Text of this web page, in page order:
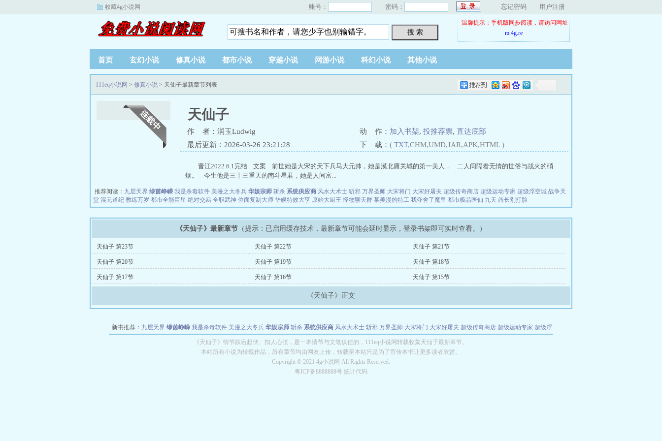
收藏4g小说网 账号： 密码： 忘记密码 用户注册
搜 索
温馨提示：手机版同步阅读，请访问网址
m.4g.re
首页 玄幻小说 修真小说 都市小说 穿越小说 网游小说 科幻小说 其他小说
111eq小说网 > 修真小说 > 天仙子最新章节列表
天仙子
作 者：润玉Ludwig 动 作： 加入书架, 投推荐票, 直达底部
最后更新：2026-03-26 23:21:28
下 载： ( TXT,CHM,UMD,JAR,APK,HTML )
晋江2022.6.1完结 文案 前世她是大宋的天下兵马大元帅，她是漠北庸关城的第一美人， 二人间隔着无情的世俗与战火的硝
烟。 今生他是三十三重天的南斗星君，她是人间富...
推荐阅读： 九层天界 绿茵峥嵘 我是杀毒软件 美漫之大冬兵 华娱宗师 斩杀 系统供应商 风水大术士 斩邪 万界圣师 大宋将门 大宋好屠夫 超级传奇商店 超级运动专家 超级浮空城 战争天
堂 混元道纪 教练万岁 都市全能巨星 绝对交易 全职武神 位面复制大师 华娱特效大亨 原始大厨王 怪物聊天群 某美漫的特工 我夺舍了魔皇 都市极品医仙 九天 酋长别打脸
《天仙子》最新章节 （提示：已启用缓存技术，最新章节可能会延时显示，登录书架即可实时查看。）
天仙子 第23节 天仙子 第22节 天仙子 第21节
天仙子 第20节 天仙子 第19节 天仙子 第18节
天仙子 第17节 天仙子 第16节 天仙子 第15节
《天仙子》正文
新书推荐： 九层天界 绿茵峥嵘 我是杀毒软件 美漫之大冬兵 华娱宗师 斩杀 系统供应商 风水大术士 斩邪 万界圣师 大宋将门 大宋好屠夫 超级传奇商店 超级运动专家 超级浮
教练万岁 都市全能巨星 绝对交易 全职武神 位面复制大师 华娱特效大亨 原始大厨王 怪物聊天群 某美漫的特工 我夺舍了魔皇
长别打脸
《天仙子》情节跌宕起伏、扣人心弦，是一本情节与文笔俱佳的，111eq小说网转载收集天仙子最新章节。
本站所有小说为转载作品，所有章节均由网友上传，转载至本站只是为了宣传本书让更多读者欣赏。
Copyright © 2021 4g小说网 All Rights Reserved.
粤ICP备8888888号 统计代码